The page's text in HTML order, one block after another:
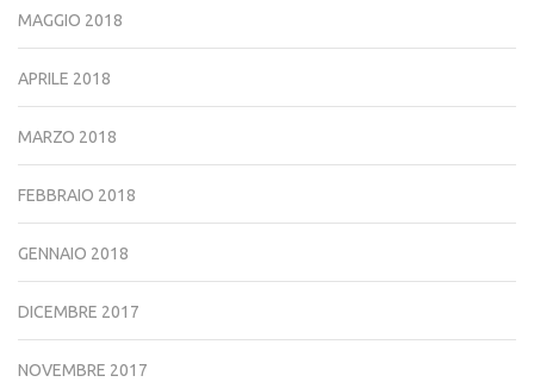
MAGGIO 2018
APRILE 2018
MARZO 2018
FEBBRAIO 2018
GENNAIO 2018
DICEMBRE 2017
NOVEMBRE 2017